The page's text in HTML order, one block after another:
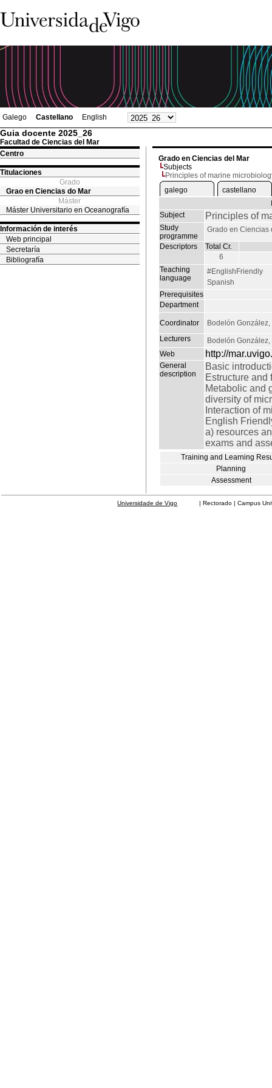
Galego Castellano English
Guia docente 2025_26
Facultad de Ciencias del Mar
Centro
Titulaciones
Grado
Grao en Ciencias do Mar
Máster
Máster Universitario en Oceanografía
Información de interés
Web principal
Secretaría
Bibliografía
Grado en Ciencias del Mar
Subjects
Principles of marine
galego
castellano
Subject
Principles of
Study
programme
Grado en Ciencias
Descriptors
Total Cr.
6
Teaching
language
#EnglishFriendly
Spanish
Prerequisites
Department
Coordinator
Bodelón González,
Lecturers
Bodelón González,
Web
http://
General
description
Basic
Estructure and
Metabolic and
diversity of
Interaction of
English
a) resources
exams and
Training and Learning
Planning
Assessment
Universidade de Vigo | Rectorado | Campus